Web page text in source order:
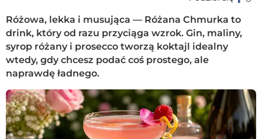
Różowa, lekka i musująca — Różana Chmurka to
drink, który od razu przyciąga wzrok. Gin, maliny,
syrop różany i prosecco tworzą koktajl idealny
wtedy, gdy chcesz podać coś prostego, ale
naprawdę ładnego.